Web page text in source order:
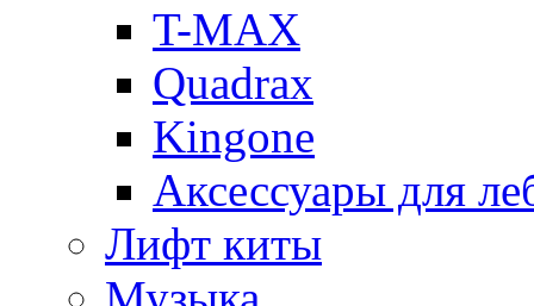
T-MAX
Quadrax
Kingone
Аксессуары для
Лифт киты